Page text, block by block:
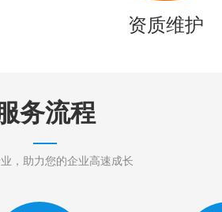
资质维护
务流程
，助力您的企业高速成长